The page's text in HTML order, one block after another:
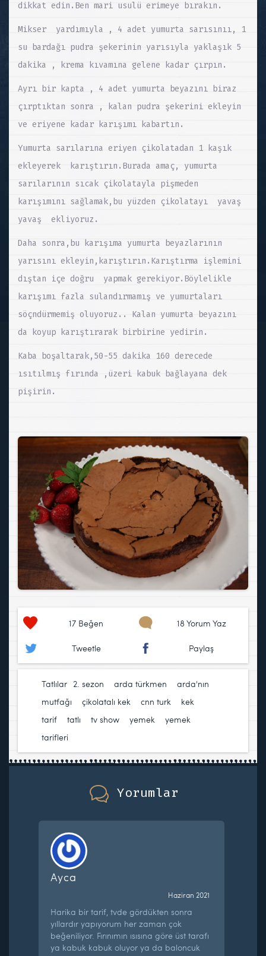
dikkat edin.Ben mari usulü erimeye bırakın.
Mikser yardımıyla , 4 adet yumurta sarısınıı, 1
su bardağı pudra şekerinin yarısıyla yaklaşık 5
dakika , krema kıvamına gelene kadar çırpın.
Ayrı bir kapta , 4 adet yumurta beyazını biraz
çırptıktan sonra , kalan pudra şekerini ekleyin
ve eriyene kadar karışımı kabartın.
Yumurta sarılarına eriyen çikolatadan 1 kaşık
ekleyerek karıştırın.Burada amaç, yumurta
sarılarının sıcak çikolatayla pişmeden
karışımını sağlamak,bu yüzden çikolatayı yavaş
yavaş ekliyoruz.
Daha sonra,bu karışıma yumurta beyazlarının
yarısını ekleyin,karıştırın.Karıştırma işlemini
dıştan içe doğru yapmak gerekiyor.Böylelikle
karışımı fazla sulandırmamış ve yumurtaları
söçndürmemiş oluyoruz.. Kalan yumurta beyazını
da koyup karıştırarak birbirine yedirin.
Kaba boşaltarak,50-55 dakika 160 derecede
ısıtılmış fırında ,üzeri kabuk bağlayana dek
pişirin.
17 Beğen 18 Yorum Yaz
Tweetle Paylaş
Tatlılar 2. sezon arda türkmen
arda'nın
mutfağı
çikolatalı kek cnn turk kek
tarif
tatlı tv show yemek
yemek
tarifleri
Yorumlar
Ayca
Haziran 2021
Harika bir tarif, tvde gördükten sonra
yıllardır yapıyorum her zaman çok
beğeniliyor. Fırınımın ısısına göre üst tarafı
ya kabuk kabuk oluyor ya da baloncuk